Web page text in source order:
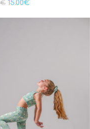
€ 15.00€